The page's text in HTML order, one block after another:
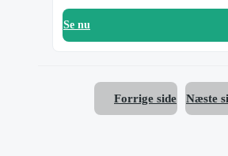
Se nu
Forrige side Næste